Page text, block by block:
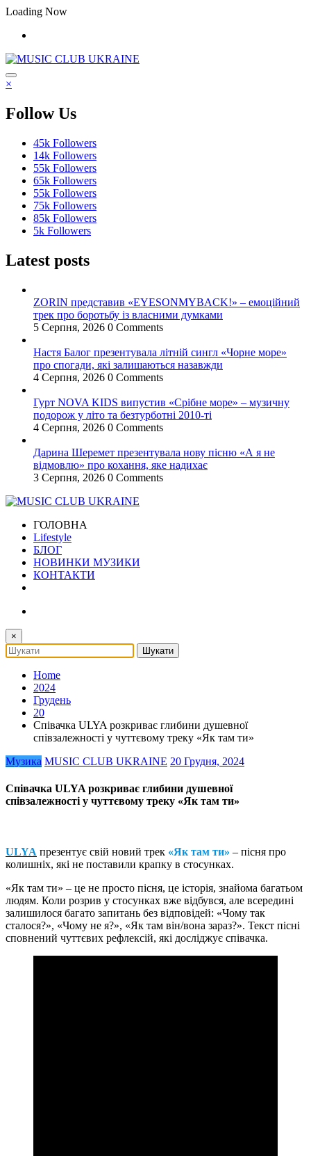
Перейти
контенту
Loading Now
×
Follow Us
45k Followers
14k Followers
55k Followers
65k Followers
55k Followers
75k Followers
85k Followers
5k Followers
Latest posts
ZORIN представив «EYESONMYBACK!» – емоційний
трек про боротьбу із власними думками
5 Серпня, 2026 0 Comments
Настя Балог презентувала літній сингл «Чорне море»
про спогади, які залишаються назавжди
4 Серпня, 2026 0 Comments
Гурт NOVA KIDS випустив «Срібне море» – музичну
подорож у літо та безтурботні 2010-ті
4 Серпня, 2026 0 Comments
Дарина Шеремет презентувала нову пісню «А я не
відмовлю» про кохання, яке надихає
3 Серпня, 2026 0 Comments
ГОЛОВНА
Lifestyle
БЛОГ
НОВИНКИ МУЗИКИ
КОНТАКТИ
×
Home
2024
Грудень
20
Співачка ULYA розкриває глибини душевної
співзалежності у чуттєвому треку «Як там ти»
Музика MUSIC CLUB UKRAINE 20 Грудня, 2024
Співачка ULYA розкриває глибини душевної
співзалежності у чуттєвому треку «Як там ти»
ULYA презентує свій новий трек «Як там ти» – пісня про
колишніх, які не поставили крапку в стосунках.
«Як там ти» – це не просто пісня, це історія, знайома багатьом
людям. Коли розрив у стосунках вже відбувся, але всередині
залишилося багато запитань без відповідей: «Чому так
сталося?», «Чому не я?», «Як там він/вона зараз?». Текст пісні
сповнений чуттєвих рефлексій, які досліджує співачка.